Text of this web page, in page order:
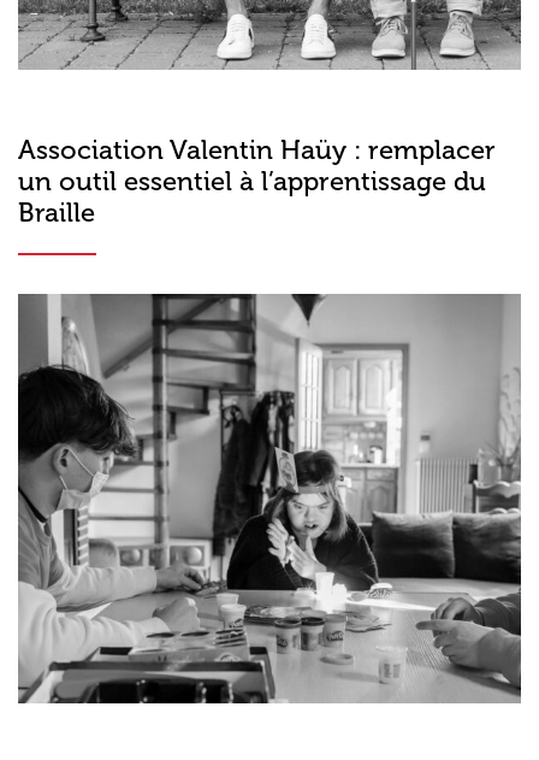
Association Valentin Haüy : remplacer
un outil essentiel à l’apprentissage du
Braille